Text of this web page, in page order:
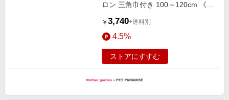
ロン 三角巾付き 100～120cm 《小
￥ 3,740+送料別
4.5%
ストアにすすむ